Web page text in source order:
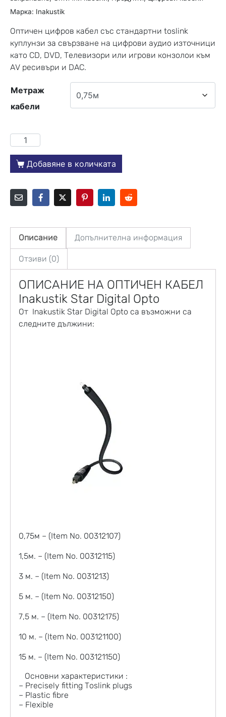
Марка: Inakustik
Оптичен цифров кабел със стандартни toslink
куплунзи за свързване на цифрови аудио източници
като CD, DVD, Телевизори или игрови конзолои към
AV ресивъри и DAC.
Метраж
кабели
Добавяне в количката
Описание Допълнителна информация
Отзиви (0)
ОПИСАНИЕ НА ОПТИЧЕН КАБЕЛ
Inakustik Star Digital Opto
От Inakustik Star Digital Opto са възможни са
следните дължини:
0,75м – (Item No. 00312107)
1,5м. – (Item No. 00312115)
3 м. – (Item No. 0031213)
5 м. – (Item No. 00312150)
7,5 м. – (Item No. 00312175)
10 м. – (Item No. 003121100)
15 м. – (Item No. 003121150)
Основни характеристики :
– Precisely fitting Toslink plugs
– Plastic fibre
– Flexible